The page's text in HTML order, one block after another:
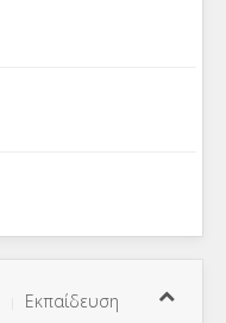
Εκπαίδευση